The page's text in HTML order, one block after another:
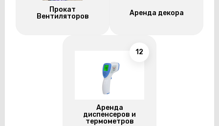
Прокат
Вентиляторов
Аренда декора
12
Аренда
диспенсеров и
термометров